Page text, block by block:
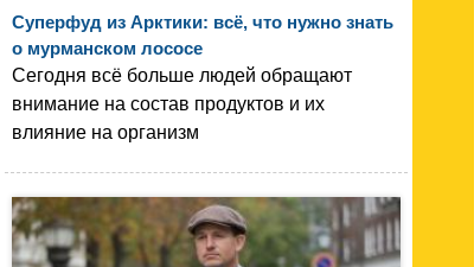
Суперфуд из Арктики: всё, что нужно знать
о мурманском лососе
Сегодня всё больше людей обращают
внимание на состав продуктов и их
влияние на организм